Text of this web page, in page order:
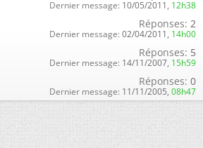
Dernier message: 10/05/2011, 12h38
Réponses: 2
Dernier message: 02/04/2011, 14h00
Réponses: 5
Dernier message: 14/11/2007, 15h59
Réponses: 0
Dernier message: 11/11/2005, 08h47